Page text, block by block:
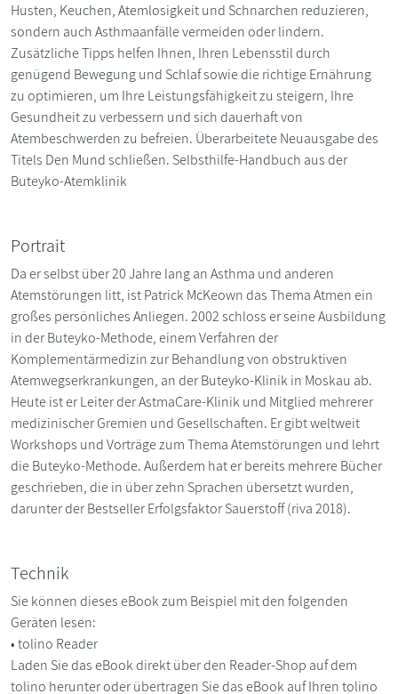
Husten, Keuchen, Atemlosigkeit und Schnarchen reduzieren,
sondern auch Asthmaanfälle vermeiden oder lindern.
Zusätzliche Tipps helfen Ihnen, Ihren Lebensstil durch
genügend Bewegung und Schlaf sowie die richtige Ernährung
zu optimieren, um Ihre Leistungsfähigkeit zu steigern, Ihre
Gesundheit zu verbessern und sich dauerhaft von
Atembeschwerden zu befreien. Überarbeitete Neuausgabe des
Titels Den Mund schließen. Selbsthilfe-Handbuch aus der
Buteyko-Atemklinik
Portrait
Da er selbst über 20 Jahre lang an Asthma und anderen
Atemstörungen litt, ist Patrick McKeown das Thema Atmen ein
großes persönliches Anliegen. 2002 schloss er seine Ausbildung
in der Buteyko-Methode, einem Verfahren der
Komplementärmedizin zur Behandlung von obstruktiven
Atemwegserkrankungen, an der Buteyko-Klinik in Moskau ab.
Heute ist er Leiter der AstmaCare-Klinik und Mitglied mehrerer
medizinischer Gremien und Gesellschaften. Er gibt weltweit
Workshops und Vorträge zum Thema Atemstörungen und lehrt
die Buteyko-Methode. Außerdem hat er bereits mehrere Bücher
geschrieben, die in über zehn Sprachen übersetzt wurden,
darunter der Bestseller Erfolgsfaktor Sauerstoff (riva 2018).
Technik
Sie können dieses eBook zum Beispiel mit den folgenden
Geräten lesen:
• tolino Reader
Laden Sie das eBook direkt über den Reader-Shop auf dem
tolino herunter oder übertragen Sie das eBook auf Ihren tolino